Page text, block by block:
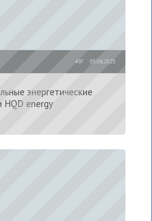
05.08.2025
497
энергетические
HQD energy